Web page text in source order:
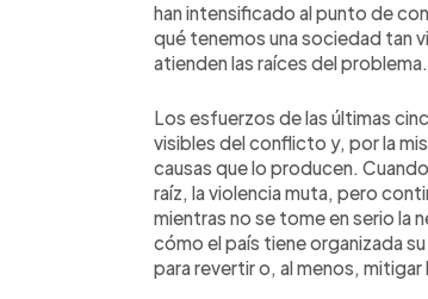
han intensificado al punto de
qué tenemos una sociedad tan
atienden las raíces del problema.
Los esfuerzos de las últimas
visibles del conflicto y, por la
causas que lo producen.
raíz, la violencia muta, pero
mientras no se tome en serio la
cómo el país tiene organizada
para revertir o, al menos,